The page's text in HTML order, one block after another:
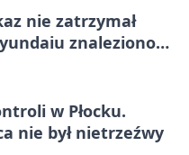
nie zatrzymał
znaleziono
w Płocku.
nie był nietrzeźwy